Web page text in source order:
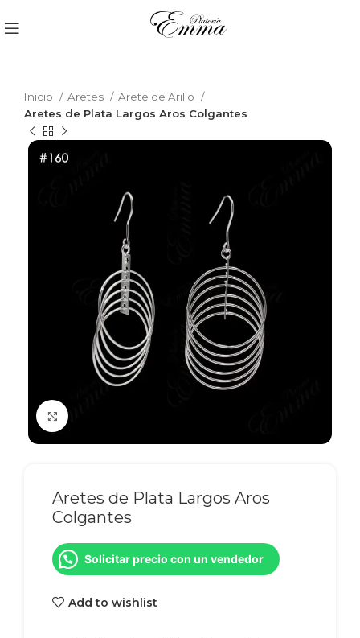
Inicio Aretes
Arete de Arillo
Aretes de Plata Largos Aros Colgantes
Aretes de Plata Largos Aros
Colgantes
Solicitar precio con un vendedor
Add to wishlist